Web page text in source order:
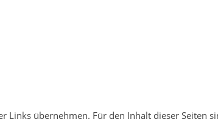
Links übernehmen. Für den Inhalt dieser Seiten